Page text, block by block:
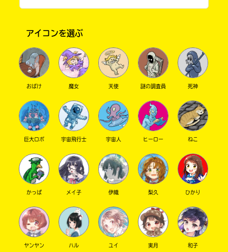
このマチのことを
キミに
アイコンを選ぶ
おばけ 魔女 天使 謎の調査員 死神
巨大ロボ 宇宙飛行士 宇宙人 ヒーロー ねこ
かっぱ メイ子 伊織 梨久 ひかり
ヤンヤン ハル ユイ 実月 和子